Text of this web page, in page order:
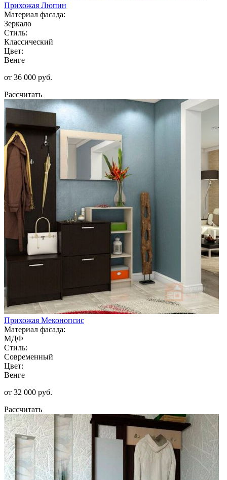
Прихожая Люпин
Материал фасада:
Зеркало
Стиль:
Классический
Цвет:
Венге
от 36 000 руб.
Рассчитать
Прихожая Меконопсис
Материал фасада:
МДФ
Стиль:
Современный
Цвет:
Венге
от 32 000 руб.
Рассчитать